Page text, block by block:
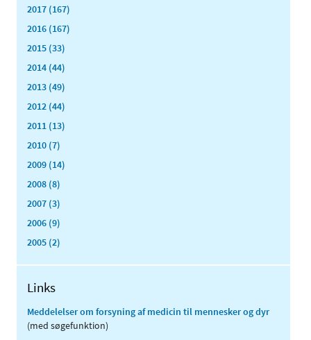
2017 (167)
2016 (167)
2015 (33)
2014 (44)
2013 (49)
2012 (44)
2011 (13)
2010 (7)
2009 (14)
2008 (8)
2007 (3)
2006 (9)
2005 (2)
Links
Meddelelser om forsyning af medicin til mennesker og dyr
(med søgefunktion)